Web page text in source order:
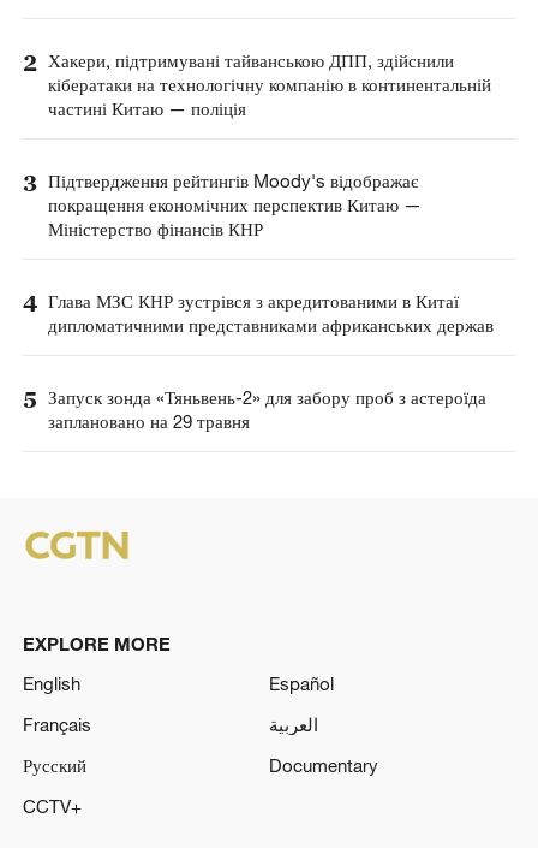
2 Хакери, підтримувані тайванською ДПП, здійснили
кібератаки на технологічну компанію в континентальній
частині Китаю — поліція
3 Підтвердження рейтингів Moody's відображає
покращення економічних перспектив Китаю —
Міністерство фінансів КНР
4 Глава МЗС КНР зустрівся з акредитованими в Китаї
дипломатичними представниками африканських держав
5 Запуск зонда «Тяньвень-2» для забору проб з астероїда
заплановано на 29 травня
EXPLORE MORE
English
Español
Français
العربية
Русский
Documentary
CCTV+